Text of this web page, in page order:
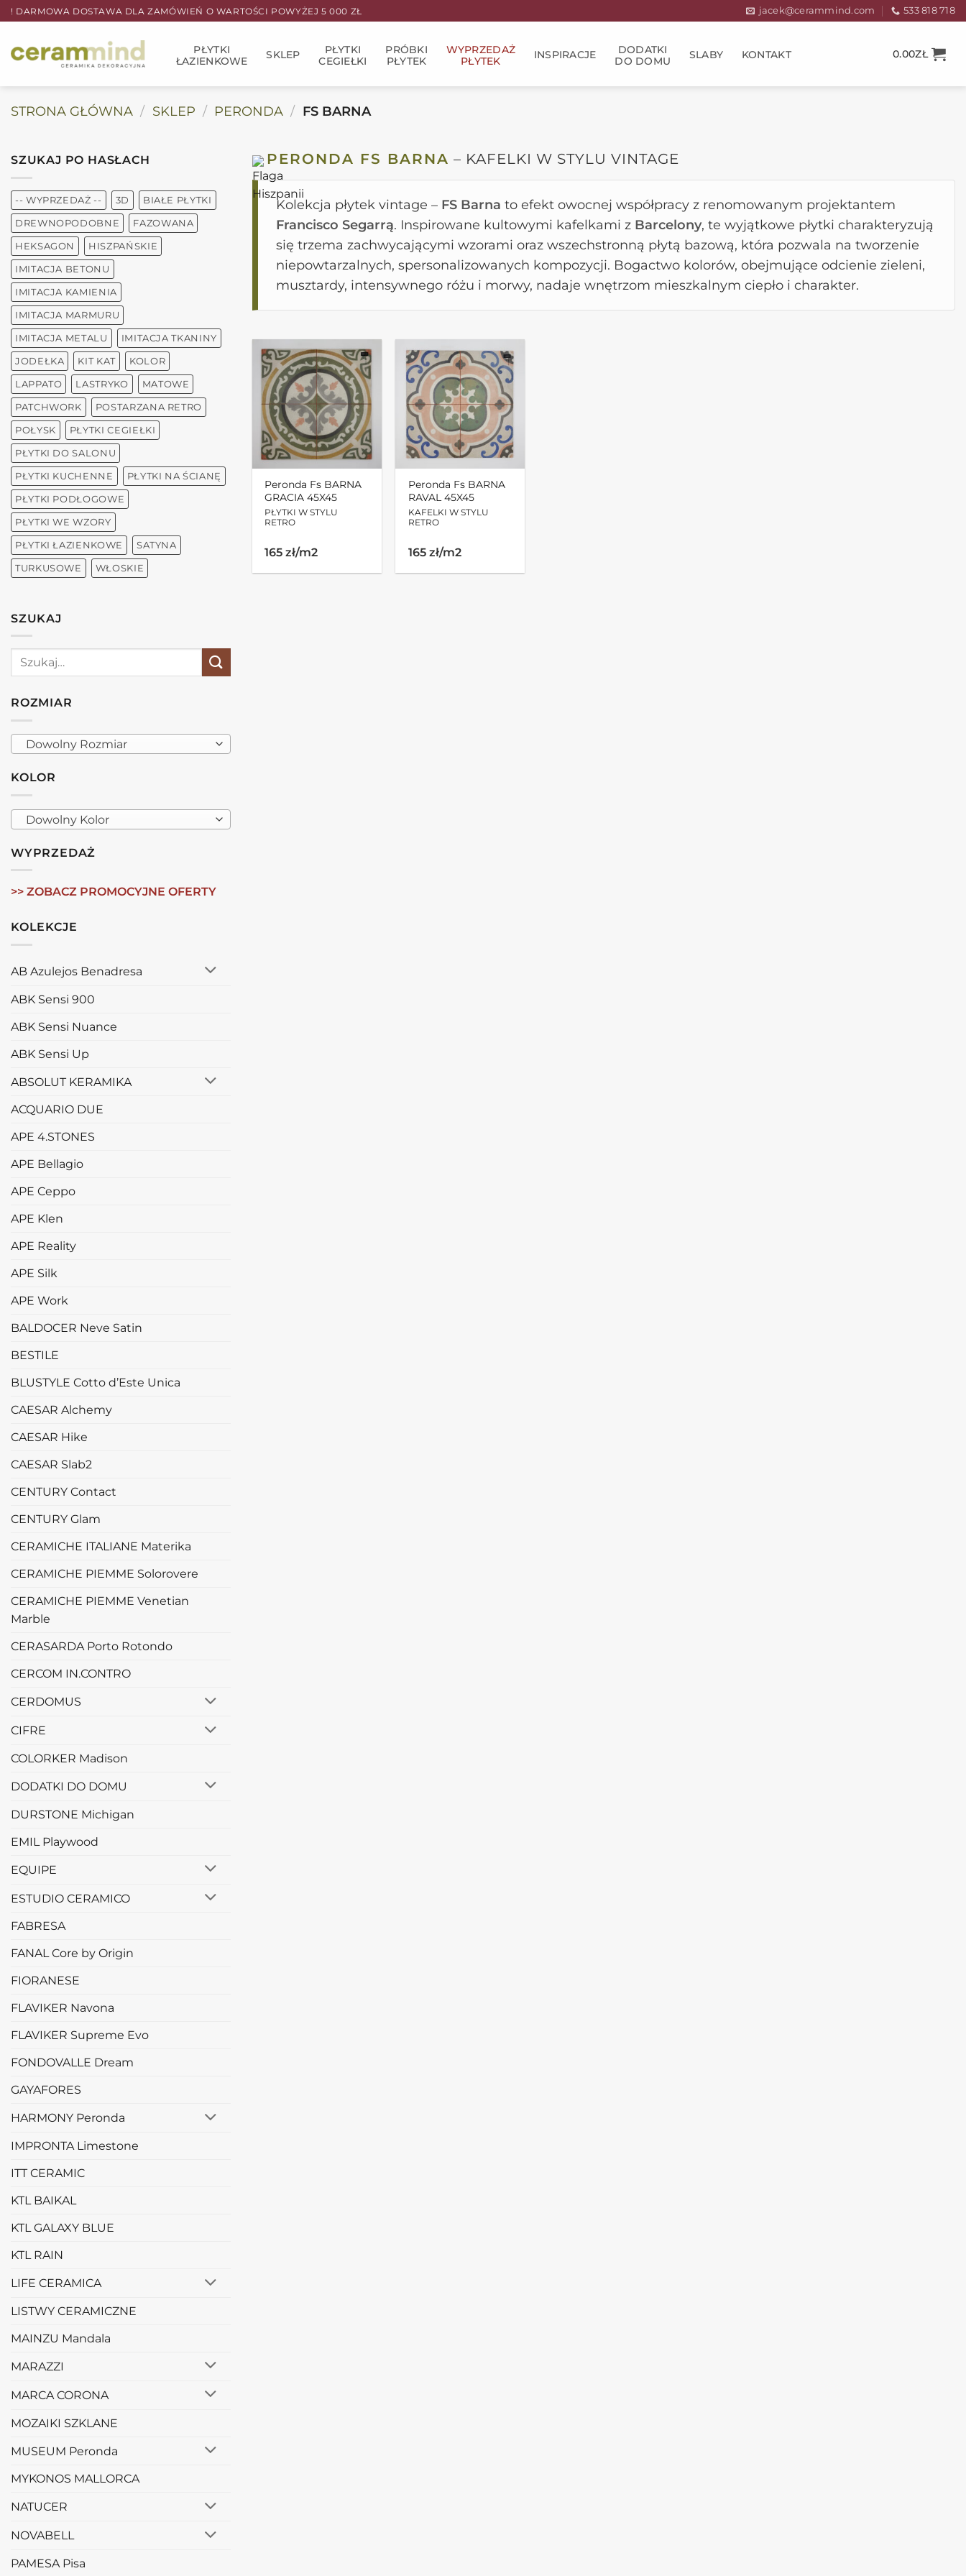
Przewiń
do
zawartości
! DARMOWA DOSTAWA DLA ZAMÓWIEŃ O WARTOŚCI POWYŻEJ 5 000 ZŁ jacek@cerammind.com 533 818 718
PŁYTKI
ŁAZIENKOWE
SKLEP
PŁYTKI
CEGIEŁKI
PRÓBKI
PŁYTEK
WYPRZEDAŻ
PŁYTEK
INSPIRACJE
DODATKI
DO DOMU
SLABY KONTAKT 0.00ZŁ
STRONA GŁÓWNA / SKLEP / PERONDA / FS BARNA
SZUKAJ PO HASŁACH
-- WYPRZEDAŻ -- 3D BIAŁE PŁYTKI
DREWNOPODOBNE FAZOWANA
HEKSAGON HISZPAŃSKIE
IMITACJA BETONU
IMITACJA KAMIENIA
IMITACJA MARMURU
IMITACJA METALU IMITACJA TKANINY
JODEŁKA KIT KAT KOLOR
LAPPATO LASTRYKO MATOWE
PATCHWORK POSTARZANA RETRO
POŁYSK PŁYTKI CEGIEŁKI
PŁYTKI DO SALONU
PŁYTKI KUCHENNE PŁYTKI NA ŚCIANĘ
PŁYTKI PODŁOGOWE
PŁYTKI WE WZORY
PŁYTKI ŁAZIENKOWE SATYNA
TURKUSOWE WŁOSKIE
SZUKAJ
Szukaj:
ROZMIAR
Dowolny Rozmiar
KOLOR
Dowolny Kolor
WYPRZEDAŻ
>> ZOBACZ PROMOCYJNE OFERTY
KOLEKCJE
AB Azulejos Benadresa
ABK Sensi 900
ABK Sensi Nuance
ABK Sensi Up
ABSOLUT KERAMIKA
ACQUARIO DUE
APE 4.STONES
APE Bellagio
APE Ceppo
APE Klen
APE Reality
APE Silk
APE Work
BALDOCER Neve Satin
BESTILE
BLUSTYLE Cotto d’Este Unica
CAESAR Alchemy
CAESAR Hike
CAESAR Slab2
CENTURY Contact
CENTURY Glam
CERAMICHE ITALIANE Materika
CERAMICHE PIEMME Solorovere
CERAMICHE PIEMME Venetian
Marble
CERASARDA Porto Rotondo
CERCOM IN.CONTRO
CERDOMUS
CIFRE
COLORKER Madison
DODATKI DO DOMU
DURSTONE Michigan
EMIL Playwood
EQUIPE
ESTUDIO CERAMICO
FABRESA
FANAL Core by Origin
FIORANESE
FLAVIKER Navona
FLAVIKER Supreme Evo
FONDOVALLE Dream
GAYAFORES
HARMONY Peronda
IMPRONTA Limestone
ITT CERAMIC
KTL BAIKAL
KTL GALAXY BLUE
KTL RAIN
LIFE CERAMICA
LISTWY CERAMICZNE
MAINZU Mandala
MARAZZI
MARCA CORONA
MOZAIKI SZKLANE
MUSEUM Peronda
MYKONOS MALLORCA
NATUCER
NOVABELL
PAMESA Pisa
PERONDA FS BARNA – KAFELKI W STYLU VINTAGE
Kolekcja płytek vintage – FS Barna to efekt owocnej współpracy z renomowanym projektantem
Francisco Segarrą. Inspirowane kultowymi kafelkami z Barcelony, te wyjątkowe płytki charakteryzują
się trzema zachwycającymi wzorami oraz wszechstronną płytą bazową, która pozwala na tworzenie
niepowtarzalnych, spersonalizowanych kompozycji. Bogactwo kolorów, obejmujące odcienie zieleni,
musztardy, intensywnego różu i morwy, nadaje wnętrzom mieszkalnym ciepło i charakter.
Peronda Fs BARNA
GRACIA 45X45
PŁYTKI W STYLU
RETRO
165 zł/m2
Peronda Fs BARNA
RAVAL 45X45
KAFELKI W STYLU
RETRO
165 zł/m2